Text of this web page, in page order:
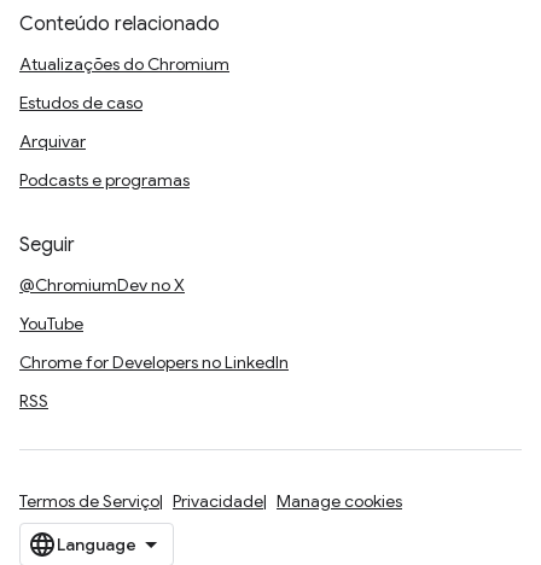
Conteúdo relacionado
Atualizações do Chromium
Estudos de caso
Arquivar
Podcasts e programas
Seguir
@ChromiumDev no X
YouTube
Chrome for Developers no LinkedIn
RSS
Termos de Serviço Privacidade Manage cookies